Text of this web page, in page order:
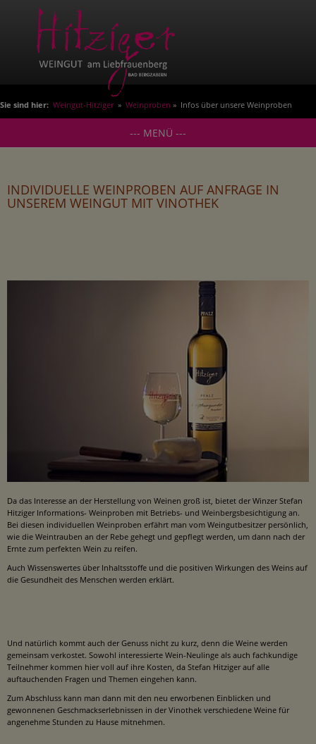
Sie sind hier: Weingut-Hitziger» Weinproben » Infos über unsere Weinproben
--- MENÜ ---
INDIVIDUELLE WEINPROBEN AUF ANFRAGE IN
UNSEREM WEINGUT MIT VINOTHEK
Da das Interesse an der Herstellung von Weinen groß ist, bietet der Winzer Stefan
Hitziger Informations- Weinproben mit Betriebs- und Weinbergsbesichtigung an.
Bei diesen individuellen Weinproben erfährt man vom Weingutbesitzer persönlich,
wie die Weintrauben an der Rebe gehegt und gepflegt werden, um dann nach der
Ernte zum perfekten Wein zu reifen.
Auch Wissenswertes über Inhaltsstoffe und die positiven Wirkungen des Weins auf
die Gesundheit des Menschen werden erklärt.
Und natürlich kommt auch der Genuss nicht zu kurz, denn die Weine werden
gemeinsam verkostet. Sowohl interessierte Wein-Neulinge als auch fachkundige
Teilnehmer kommen hier voll auf ihre Kosten, da Stefan Hitziger auf alle
auftauchenden Fragen und Themen eingehen kann.
Zum Abschluss kann man dann mit den neu erworbenen Einblicken und
gewonnenen Geschmackserlebnissen in der Vinothek verschiedene Weine für
angenehme Stunden zu Hause mitnehmen.